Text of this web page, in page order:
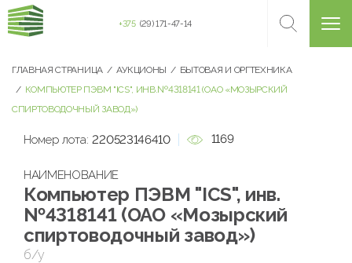
+375 (29) 171-47-14
ГЛАВНАЯ СТРАНИЦА АУКЦИОНЫ
БЫТОВАЯ И ОРГТЕХНИКА
КОМПЬЮТЕР ПЭВМ "ICS", ИНВ.№4318141 (ОАО «МОЗЫРСКИЙ
СПИРТОВОДОЧНЫЙ ЗАВОД»)
Номер лота: 220523146410 1169
НАИМЕНОВАНИЕ
Компьютер ПЭВМ "ICS", инв.
№4318141 (ОАО «Мозырский
спиртоводочный завод»)
б/у